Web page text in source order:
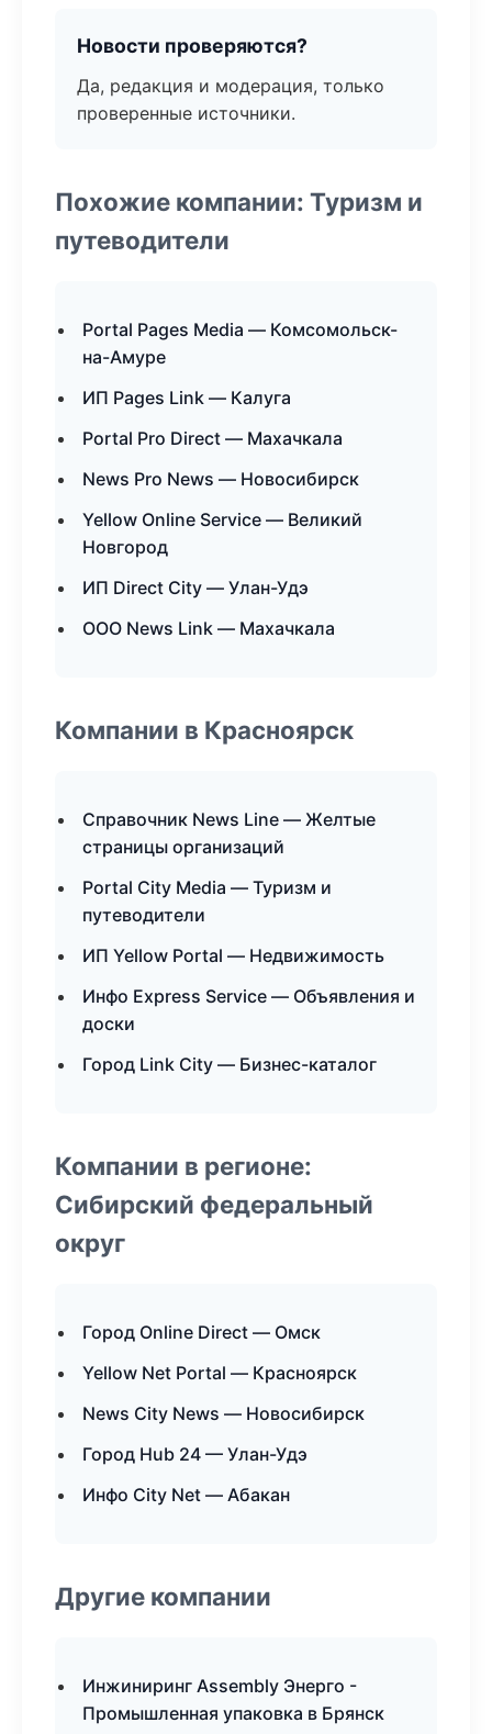
Новости проверяются?
Да, редакция и модерация, только
проверенные источники.
Похожие компании: Туризм и
путеводители
Portal Pages Media — Комсомольск-
на-Амуре
ИП Pages Link — Калуга
Portal Pro Direct — Махачкала
News Pro News — Новосибирск
Yellow Online Service — Великий
Новгород
ИП Direct City — Улан-Удэ
ООО News Link — Махачкала
Компании в Красноярск
Справочник News Line — Желтые
страницы организаций
Portal City Media — Туризм и
путеводители
ИП Yellow Portal — Недвижимость
Инфо Express Service — Объявления и
доски
Город Link City — Бизнес-каталог
Компании в регионе:
Сибирский федеральный
округ
Город Online Direct — Омск
Yellow Net Portal — Красноярск
News City News — Новосибирск
Город Hub 24 — Улан-Удэ
Инфо City Net — Абакан
Другие компании
Инжиниринг Assembly Энерго -
Промышленная упаковка в Брянск